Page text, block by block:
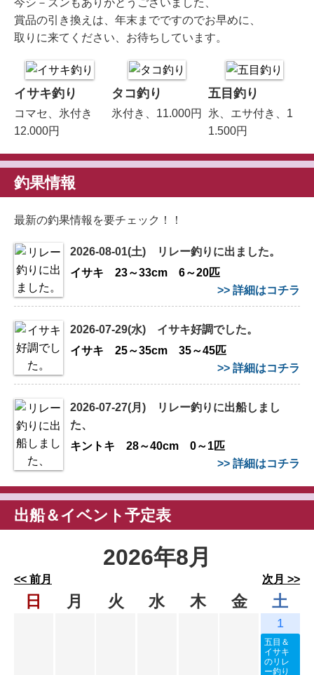
今シ－ズンもありがとうございました、
賞品の引き換えは、年末までですのでお早めに、
取りに来てください、お待ちしています。
イサキ釣り
コマセ、氷付き
12.000円
タコ釣り
氷付き、11.000円
五目釣り
氷、エサ付き、1
1.500円
釣果情報
最新の釣果情報を要チェック！！
2026-08-01(土) リレー釣りに出ました。
イサキ 23～33cm 6～20匹
>> 詳細はコチラ
2026-07-29(水) イサキ好調でした。
イサキ 25～35cm 35～45匹
>> 詳細はコチラ
2026-07-27(月) リレー釣りに出船しまし
た、
キントキ 28～40cm 0～1匹
>> 詳細はコチラ
出船＆イベント予定表
2026年8月
<< 前月 次月 >>
日 月 火 水 木 金 土
1
五目＆
イサキ
のリレ
ー釣り